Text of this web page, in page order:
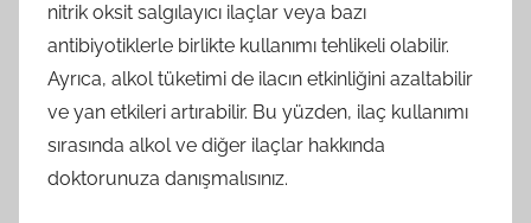
nitrik oksit salgılayıcı ilaçlar veya bazı
antibiyotiklerle birlikte kullanımı tehlikeli olabilir.
Ayrıca, alkol tüketimi de ilacın etkinliğini azaltabilir
ve yan etkileri artırabilir. Bu yüzden, ilaç kullanımı
sırasında alkol ve diğer ilaçlar hakkında
doktorunuza danışmalısınız.